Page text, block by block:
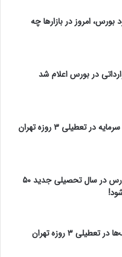
امروز در بازارها چه
در بورس اعلام شد
در تعطیلی ۳ روزه تهران
کرایه سرویس مدارس در سال تحصیلی جدید ۵۰
۳ روزه تهران